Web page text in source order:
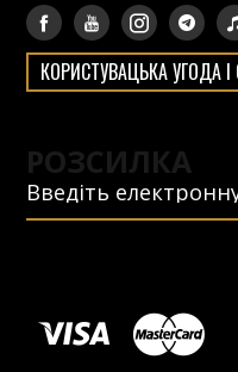
КОРИСТУВАЦЬКА УГОДА
РОЗСИЛКА